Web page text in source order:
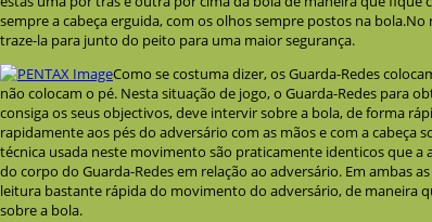
sempre a cabeça erguida, com os olhos sempre postos na
traze-la para junto do peito para uma maior segurança.
Como se costuma dizer, os Guarda-Redes
não colocam o pé. Nesta situação de jogo, o Guarda-Redes para
consiga os seus objectivos, deve intervir sobre a bola, de forma
rapidamente aos pés do adversário com as mãos e com a cabeça
técnica usada neste movimento são praticamente identicos que
do corpo do Guarda-Redes em relação ao adversário. Em ambas
leitura bastante rápida do movimento do adversário, de maneira
sobre a bola.